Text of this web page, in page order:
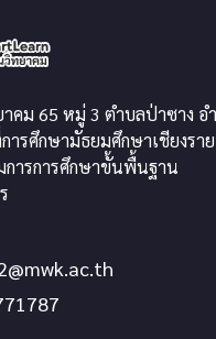
คม 65 หมู่ 3 ตำบลป่าซาง อ
รศึกษามัธยมศึกษาเชียงราย
การการศึกษาขั้นพื้นฐาน